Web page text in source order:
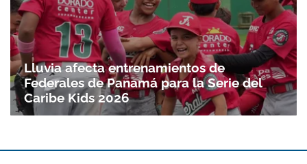
Lluvia afecta entrenamientos de
Federales de Panamá para la Serie del
Caribe Kids 2026